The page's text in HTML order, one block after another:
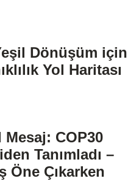
Dönüşüm için
Yol Haritası
Mesaj: COP30
Tanımladı –
Öne Çıkarken